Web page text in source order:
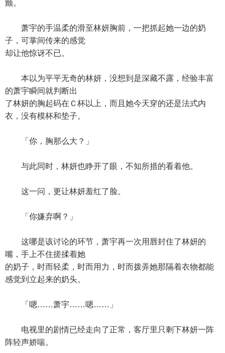
颤。
萧宇的手温柔的滑至林妍胸前，一把抓起她一边的奶
子，可掌间传来的感觉
却让他惊讶不已。
本以为平平无奇的林妍，没想到是深藏不露，经验丰富
的萧宇瞬间就判断出
了林妍的胸起码在Ｃ杯以上，而且她今天穿的还是法式内
衣，没有模杯和垫子。
「你，胸那么大？」
与此同时，林妍也睁开了眼，不知所措的看着他。
这一问，更让林妍羞红了脸。
「你嫌弃啊？」
这哪是该讨论的环节，萧宇再一次用唇封住了林妍的
嘴，手上不住搓揉着她
的奶子，时而轻柔，时而用力，时而拨弄她那隔着衣物都能
感觉到立起来的奶头。
「嗯……萧宇……嗯……」
电视里的剧情已经走向了正常，客厅里只剩下林妍一阵
阵轻声娇喘。